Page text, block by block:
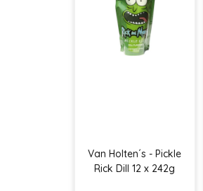
Van Holten´s - Pickle
Rick Dill 12 x 242g